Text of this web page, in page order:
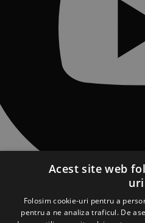
Sat Piatra Fântânele, Str.
427363, jud.
Acest site web
uri
Folosim cookie-uri pentru a
pentru a ne analiza traficul. De